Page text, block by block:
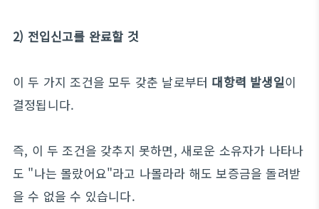
2) 전입신고를 완료할 것
이 두 가지 조건을 모두 갖춘 날로부터 대항력 발생일이
결정됩니다.
즉, 이 두 조건을 갖추지 못하면, 새로운 소유자가 나타나
도 "나는 몰랐어요"라고 나몰라라 해도 보증금을 돌려받
을 수 없을 수 있습니다.